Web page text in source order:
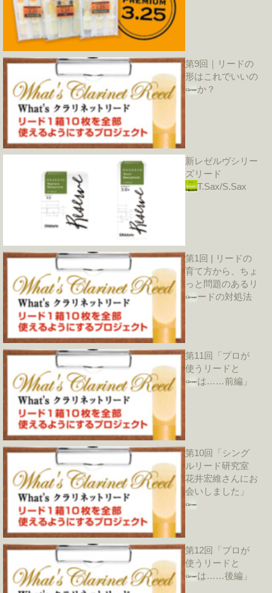
第9回｜リードの
形はこれでいいの
か？
新レゼルヴシリー
ズリード
T.Sax/S.Sax
第1回 | リードの
育て方から、ちょ
っと問題のあるリ
ードの対処法
第11回「プロが
使うリードと
は……前編」
第10回「シング
ルリード研究室
花井宏維さんにお
会いしました」
第12回「プロが
使うリードと
は……後編」